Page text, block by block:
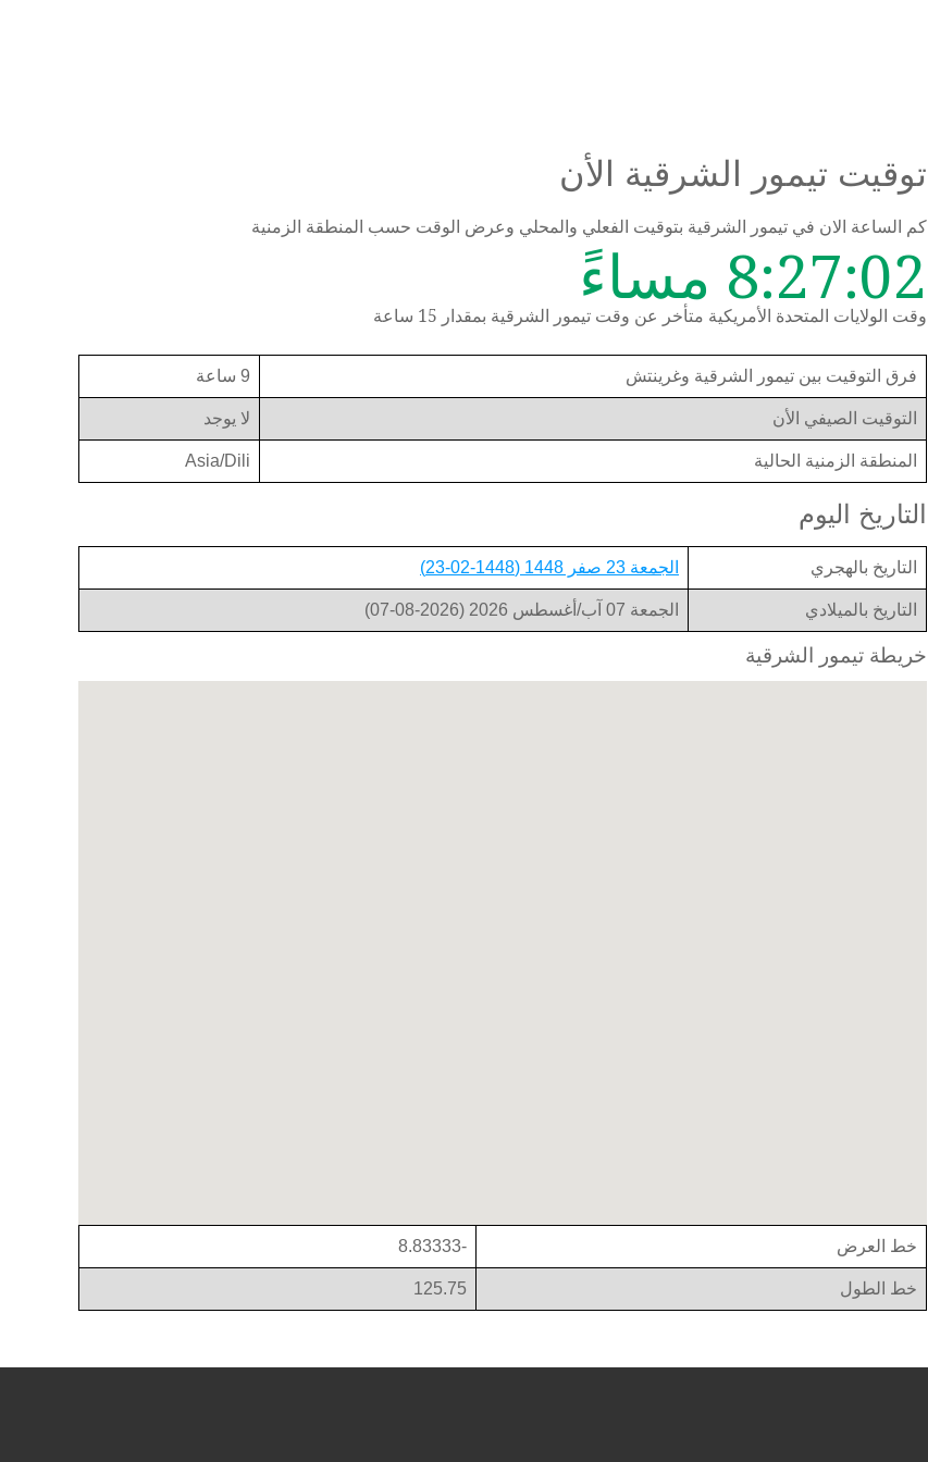
توقيت تيمور الشرقية الأن
كم الساعة الان في تيمور الشرقية بتوقيت الفعلي والمحلي وعرض الوقت حسب المنطقة الزمنية
8:27:02 مساءً
وقت الولايات المتحدة الأمريكية متأخر عن وقت تيمور الشرقية بمقدار 15 ساعة
فرق التوقيت بين تيمور الشرقية وغرينتش 9 ساعة
التوقيت الصيفي الأن لا يوجد
المنطقة الزمنية الحالية Asia/Dili
التاريخ اليوم
التاريخ بالهجري الجمعة 23 صفر 1448 (1448-02-23)
التاريخ بالميلادي الجمعة 07 آب/أغسطس 2026 (2026-08-07)
خريطة تيمور الشرقية
خط العرض -8.83333
خط الطول 125.75